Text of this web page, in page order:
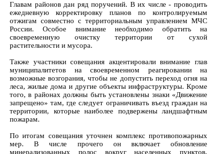
Главам районов дан ряд поручений. В их числе - проводить
ежедневную корректировку планов по контролируемым
отжигам совместно с территориальным управлением МЧС
России. Особое внимание необходимо обратить на
своевременную очистку территории от сухой
растительности и мусора.
Также участники совещания акцентировали внимание глав
муниципалитетов на своевременном реагировании на
возможные возгорания, чтобы не допустить переход огня на
леса, жилые дома и другие объекты инфраструктуры. Кроме
того, в районах должны быть установлены знаки «Движение
запрещено» там, где следует ограничивать въезд граждан на
территории, которые наиболее подвержены ландшафтным
пожарам.
По итогам совещания уточнен комплекс противопожарных
мер. В числе прочего он включает обновление
минерализованных полос вокруг населенных пунктов,